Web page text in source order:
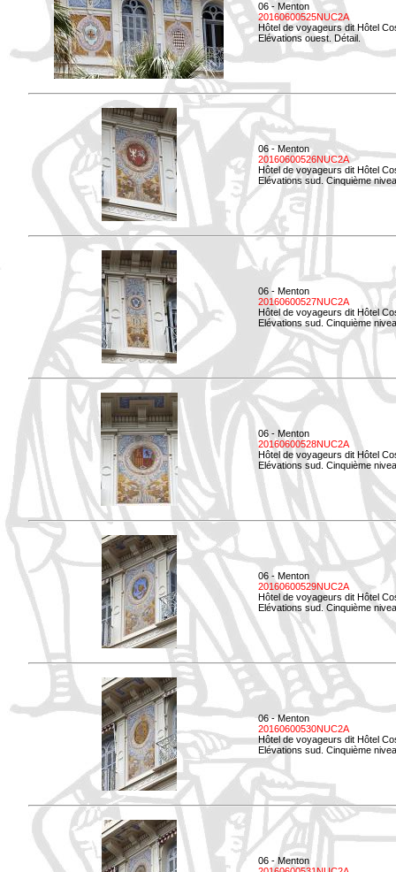
06 - Menton
20160600525NUC2A
Hôtel de voyageurs dit Hôtel
Elévations ouest. Détail.
06 - Menton
20160600526NUC2A
Hôtel de voyageurs dit Hôtel
Elévations sud. Cinquième
06 - Menton
20160600527NUC2A
Hôtel de voyageurs dit Hôtel
Elévations sud. Cinquième
06 - Menton
20160600528NUC2A
Hôtel de voyageurs dit Hôtel
Elévations sud. Cinquième
06 - Menton
20160600529NUC2A
Hôtel de voyageurs dit Hôtel
Elévations sud. Cinquième
06 - Menton
20160600530NUC2A
Hôtel de voyageurs dit Hôtel
Elévations sud. Cinquième
06 - Menton